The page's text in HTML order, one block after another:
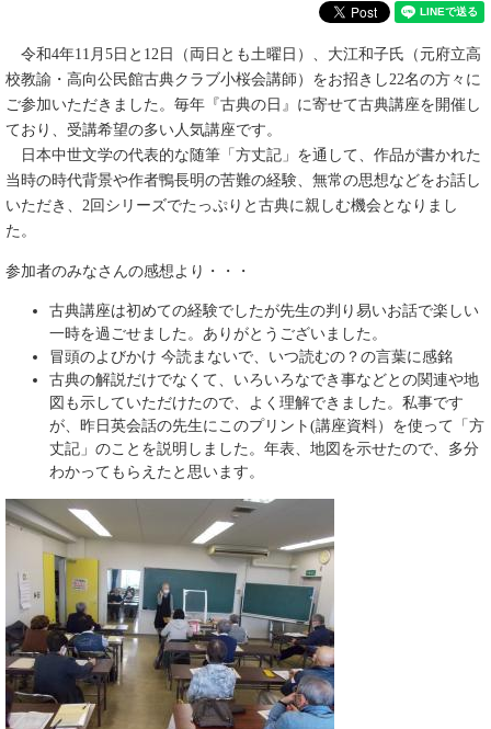
令和4年11月5日と12日（両日とも土曜日）、 大江和子氏（元府立高
校教諭・高向公民館古典クラブ小桜会講師）をお招きし22名の方々に
ご参加いただきました 。 毎年『古典の日』に寄せて古典講座を 開催し
ており、受講希望の多い人気講座です。
日本中世文学の代表的な随筆「方丈記」を通して、作品が書かれた
当時の時代背景や作者鴨長明の苦難の経験、無常の思想などをお話し
いただき、 2回シリーズでたっぷりと古典に親しむ機会となりまし
た。
参加者のみなさんの感想より・・・
古典講座は初めての経験でしたが先生の判り易いお話で楽しい
一時を過ごせました。ありがとうございました。
冒頭のよびかけ 今読まないで、いつ読むの？の言葉に感銘
古典の解説だけでなくて、いろいろなでき事などとの関連や地
図も示していただけたので、よく理解できました。私事です
が、昨日英会話の先生にこのプリント(講座資料）を使って「方
丈記」のことを説明しました。年表、地図を示せたので、多分
わかってもらえたと思います。